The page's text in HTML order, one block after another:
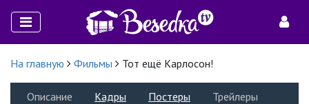
На главную Фильмы Тот ещё Карлосон!
Описание Кадры Постеры
Трейлеры